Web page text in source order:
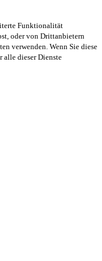
Funktionalität
oder von Drittanbietern
verwenden. Wenn Sie diese
alle dieser Dienste